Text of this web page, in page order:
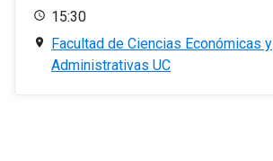
15:30
Facultad de Ciencias Económicas y
Administrativas UC